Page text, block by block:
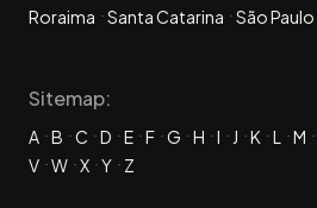
Roraima
Santa Catarina São Paulo
Sitemap:
A B C D E F G H I J K L M
V W X Y Z